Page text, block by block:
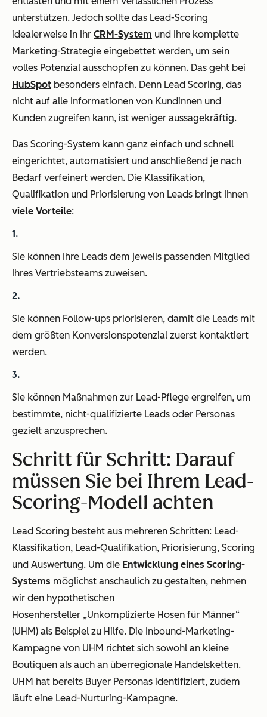
unterstützen. Jedoch sollte das Lead-Scoring
idealerweise in Ihr CRM-System und Ihre komplette
Marketing-Strategie eingebettet werden, um sein
volles Potenzial ausschöpfen zu können. Das geht bei
HubSpot besonders einfach. Denn Lead Scoring, das
nicht auf alle Informationen von Kundinnen und
Kunden zugreifen kann, ist weniger aussagekräftig.
Das Scoring-System kann ganz einfach und schnell
eingerichtet, automatisiert und anschließend je nach
Bedarf verfeinert werden. Die Klassifikation,
Qualifikation und Priorisierung von Leads bringt Ihnen
viele Vorteile:
Sie können Ihre Leads dem jeweils passenden Mitglied
Ihres Vertriebsteams zuweisen.
Sie können Follow-ups priorisieren, damit die Leads mit
dem größten Konversionspotenzial zuerst kontaktiert
werden.
Sie können Maßnahmen zur Lead-Pflege ergreifen, um
bestimmte, nicht-qualifizierte Leads oder Personas
gezielt anzusprechen.
Schritt für Schritt: Darauf
müssen Sie bei Ihrem Lead-
Scoring-Modell achten
Lead Scoring besteht aus mehreren Schritten: Lead-
Klassifikation, Lead-Qualifikation, Priorisierung, Scoring
und Auswertung. Um die Entwicklung eines Scoring-
Systems möglichst anschaulich zu gestalten, nehmen
wir den hypothetischen
Hosenhersteller „Unkomplizierte Hosen für Männer“
(UHM) als Beispiel zu Hilfe. Die Inbound-Marketing-
Kampagne von UHM richtet sich sowohl an kleine
Boutiquen als auch an überregionale Handelsketten.
UHM hat bereits Buyer Personas identifiziert, zudem
läuft eine Lead-Nurturing-Kampagne.